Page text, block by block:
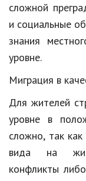
сложной
и социальные
знания
уровне.
Миграция в
Для жителей
уровне в
сложно, так
вида на
конфликты